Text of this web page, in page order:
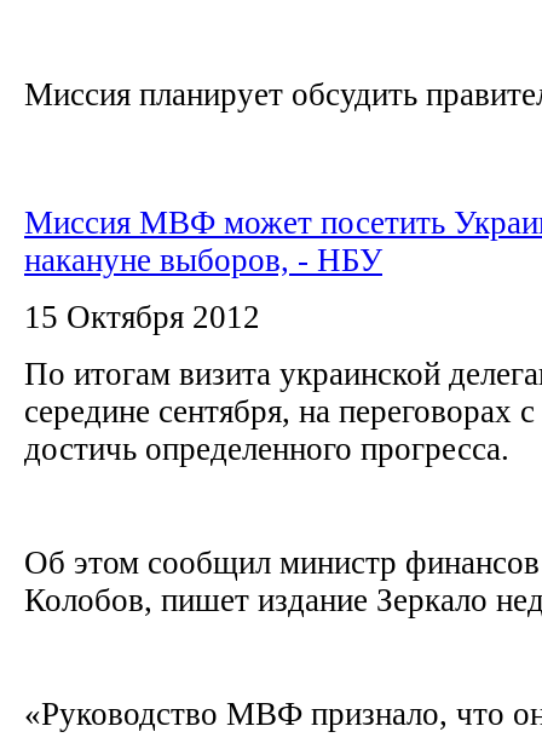
Миссия планирует обсудить
Миссия МВФ может посетить
накануне выборов, - НБУ
15 Октября 2012
По итогам визита украинской
середине сентября, на
достичь определенного прогресса.
Об этом сообщил министр
Колобов, пишет издание Зеркало
«Руководство МВФ признало, что